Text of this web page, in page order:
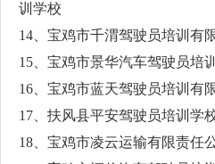
训学校
14、宝鸡市千渭驾驶员培训有
15、宝鸡市景华汽车驾驶员培
16、宝鸡市蓝天驾驶员培训有
17、扶风县平安驾驶员培训学
18、宝鸡市凌云运输有限责任